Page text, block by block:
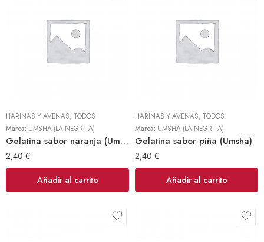
HARINAS Y AVENAS, TODOS
Marca: UMSHA (LA NEGRITA)
Gelatina sabor naranja (Umsha)
2,40 €
Añadir al carrito
HARINAS Y AVENAS, TODOS
Marca: UMSHA (LA NEGRITA)
Gelatina sabor piña (Umsha)
2,40 €
Añadir al carrito